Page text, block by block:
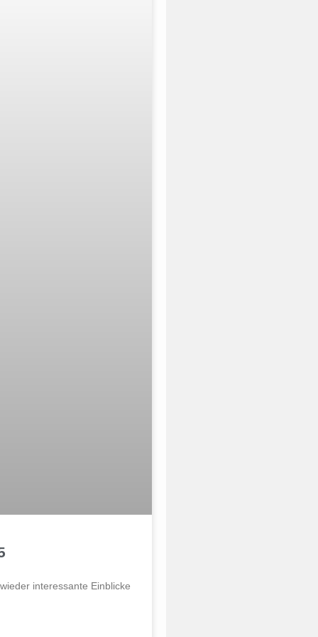
interessante Einblicke